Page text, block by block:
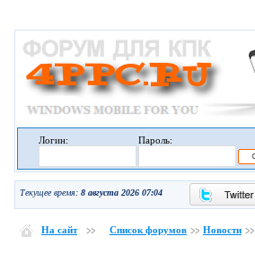
Логин:
Пароль:
Текущее время: 8 августа 2026 07:04
На сайт Список форумов Новости